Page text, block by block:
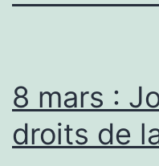
8 mars :
droits de